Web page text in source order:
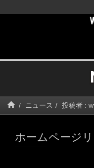
ニュース 投稿者 :
ホームページ